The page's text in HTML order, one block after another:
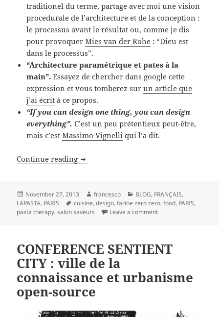
traditionel du terme, partage avec moi une vision
procedurale de l’architecture et de la conception :
le processus avant le résultat ou, comme je dis
pour provoquerMies van der Rohe : “Dieu est
dans le processus”.
“Architecture paramétrique et pates à la
main”. Essayez de chercher dans google cette
expression et vous tomberez surun article que
j’ai écrit à ce propos.
“If you can design one thing, you can design
everything”.C’est un peu prétentieux peut-être,
mais c’estMassimo Vignelli qui l’a dit.
Continue reading Food et Design : un architecte au Salon
Posted
on
November 27, 2013 Author
francesco Categories
BLOG, FRANÇAIS,
LAPASTA, PARIS Tags
cuisine,design,farine zero zero,food, PARIS,
pasta therapy,salon saveurs Leave a commenton Food et Design :
CONFERENCE SENTIENT
CITY : ville de la
connaissance et urbanisme
open-source